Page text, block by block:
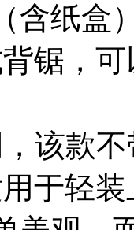
含纸盒
锯，
该款
于轻